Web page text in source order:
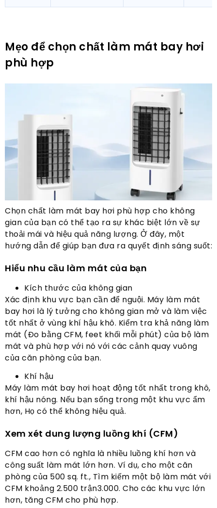
Mẹo để chọn chất làm mát bay hơi
phù hợp
Chọn chất làm mát bay hơi phù hợp cho không
gian của bạn có thể tạo ra sự khác biệt lớn về sự
thoải mái và hiệu quả năng lượng. Ở đây, một
hướng dẫn để giúp bạn đưa ra quyết định sáng suốt:
Hiểu nhu cầu làm mát của bạn
Kích thước của không gian
Xác định khu vực bạn cần để nguội. Máy làm mát
bay hơi là lý tưởng cho không gian mở và làm việc
tốt nhất ở vùng khí hậu khô. Kiểm tra khả năng làm
mát (Đo bằng CFM, feet khối mỗi phút) của bộ làm
mát và phù hợp với nó với các cảnh quay vuông
của căn phòng của bạn.
Khí hậu
Máy làm mát bay hơi hoạt động tốt nhất trong khô,
khí hậu nóng. Nếu bạn sống trong một khu vực ẩm
hơn, Họ có thể không hiệu quả.
Xem xét dung lượng luồng khí (CFM)
CFM cao hơn có nghĩa là nhiều luồng khí hơn và
công suất làm mát lớn hơn. Ví dụ, cho một căn
phòng của 500 sq. ft., Tìm kiếm một bộ làm mát với
CFM khoảng 2.500 trận3.000. Cho các khu vực lớn
hơn, tăng CFM cho phù hợp.